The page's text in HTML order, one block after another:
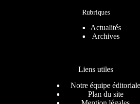
Rubriques
Actualités
Archives
Liens utiles
Notre équipe éditoriale
Plan du site